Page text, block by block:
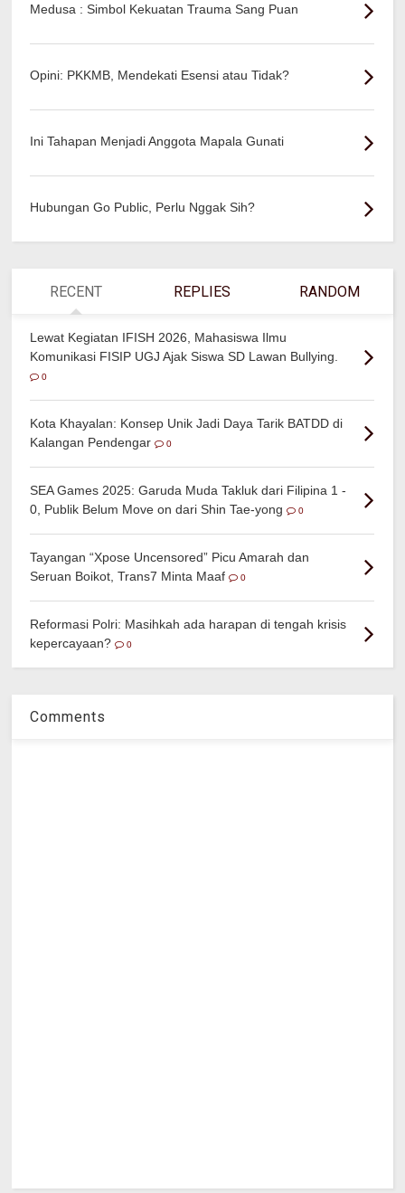
Medusa : Simbol Kekuatan Trauma Sang Puan
Opini: PKKMB, Mendekati Esensi atau Tidak?
Ini Tahapan Menjadi Anggota Mapala Gunati
Hubungan Go Public, Perlu Nggak Sih?
RECENT REPLIES RANDOM
Lewat Kegiatan IFISH 2026, Mahasiswa Ilmu
Komunikasi FISIP UGJ Ajak Siswa SD Lawan Bullying.
0
Kota Khayalan: Konsep Unik Jadi Daya Tarik BATDD di
Kalangan Pendengar
0
SEA Games 2025: Garuda Muda Takluk dari Filipina 1 -
0, Publik Belum Move on dari Shin Tae-yong
0
Tayangan “Xpose Uncensored” Picu Amarah dan
Seruan Boikot, Trans7 Minta Maaf
0
Reformasi Polri: Masihkah ada harapan di tengah krisis
kepercayaan?
0
Comments